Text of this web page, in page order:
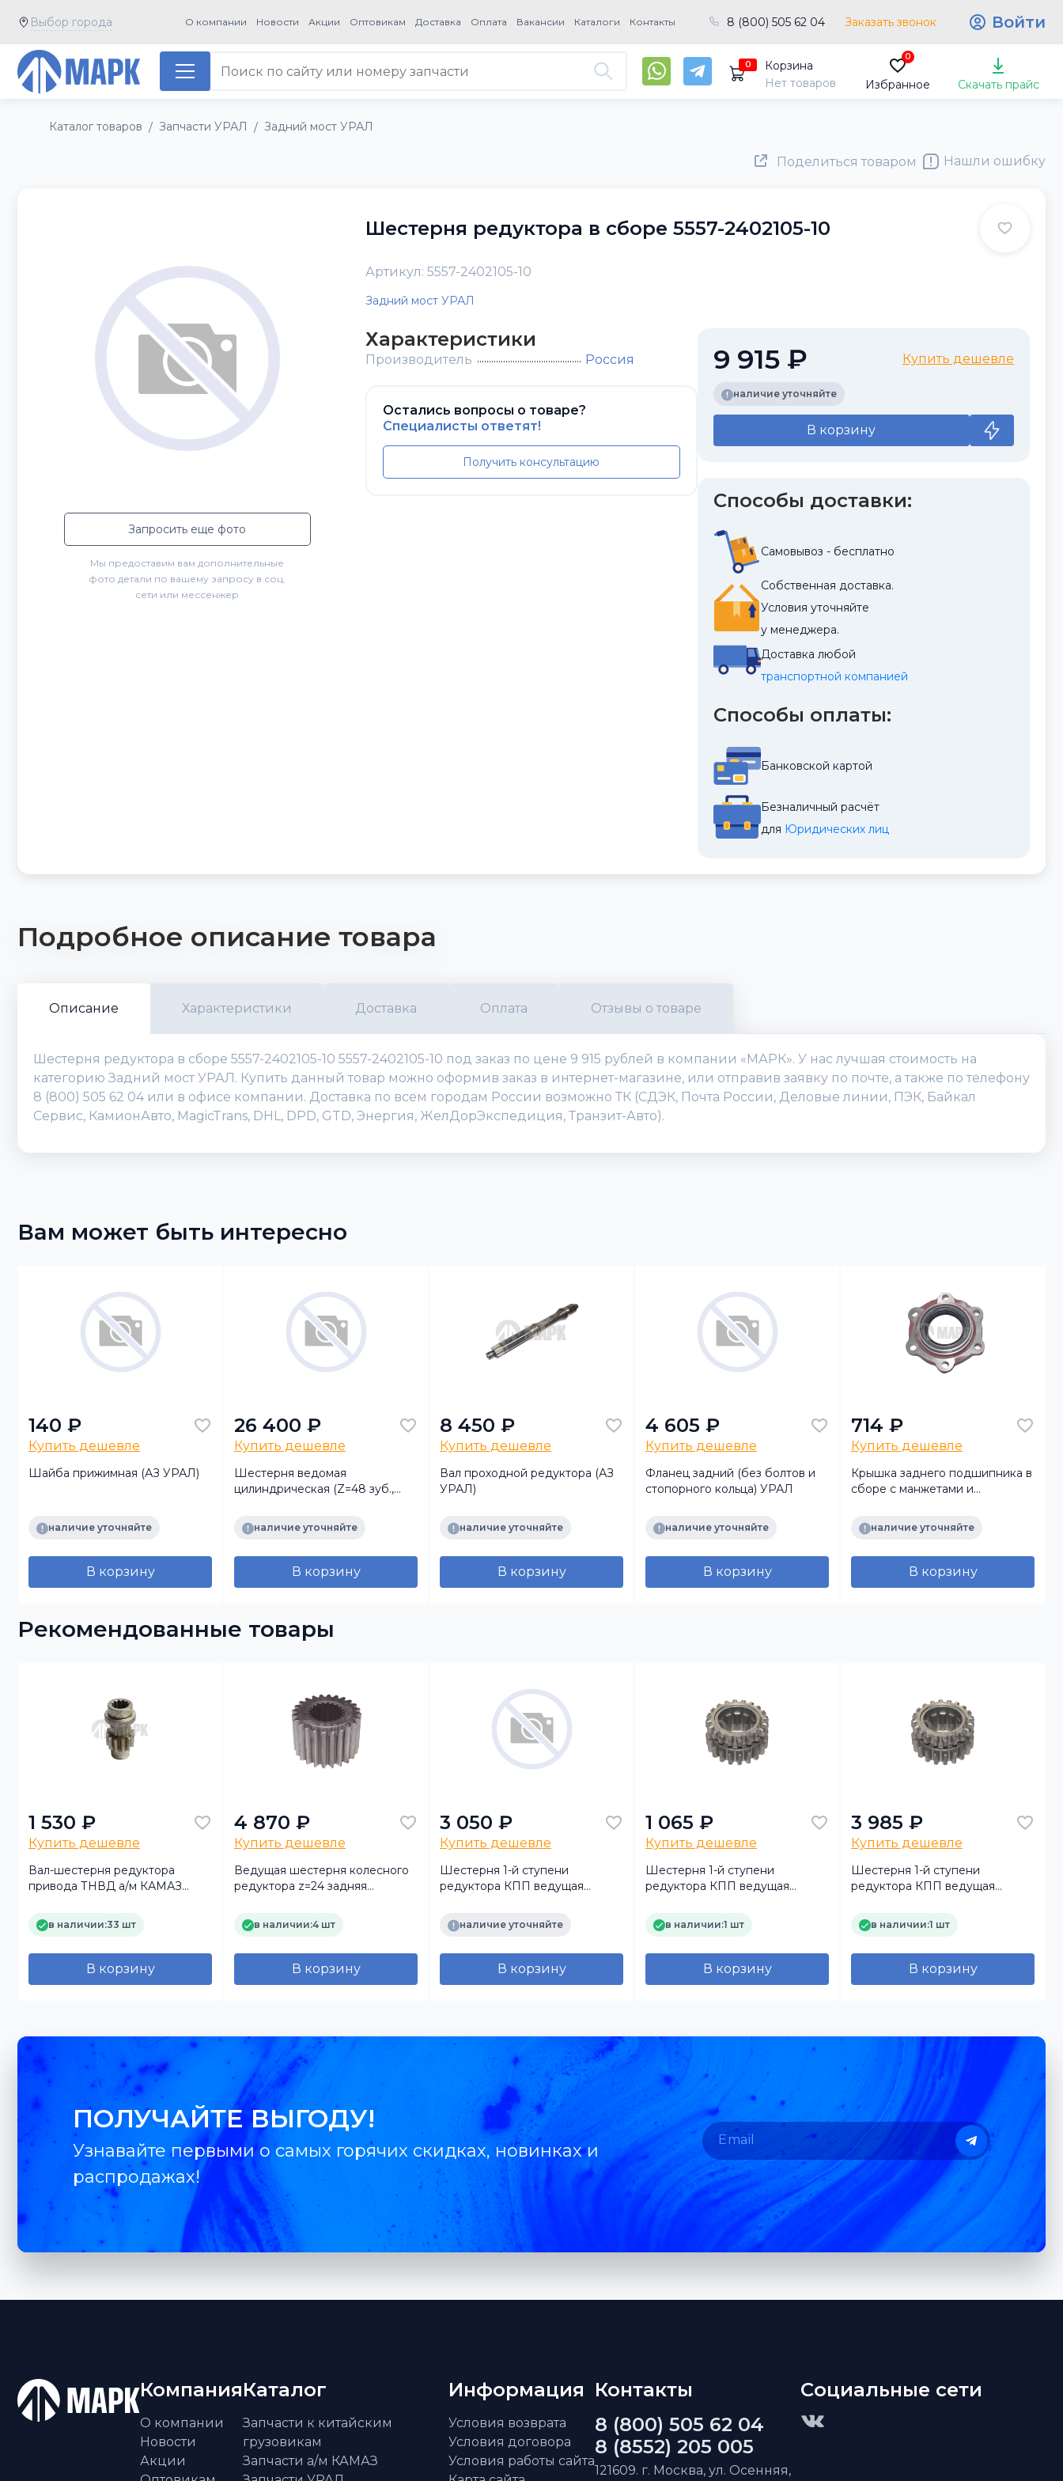
Выбор города О компании Новости Акции Оптовикам Доставка Оплата Вакансии Каталоги Контакты 8 (800) 505 62 04 Заказать звонок Войти
0
Корзина
Нет товаров
0
Избранное Скачать прайс
Каталог товаров / Запчасти УРАЛ / Задний мост УРАЛ
Поделиться товаром Нашли ошибку
Запросить еще фото
Мы предоставим вам дополнительные
фото детали по вашему запросу в соц.
сети или мессенжер
Шестерня редуктора в сборе 5557-2402105-10
Артикул: 5557-2402105-10
Задний мост УРАЛ
Характеристики
Производитель Россия
Остались вопросы о товаре?
Специалисты ответят!
Получить консультацию
9 915 ₽ Купить дешевле
наличие уточняйте
В корзину
Способы доставки:
Самовывоз - бесплатно
Собственная доставка.
Условия уточняйте
у менеджера.
Доставка любой
транспортной компанией
Способы оплаты:
Банковской картой
Безналичный расчёт
для Юридических лиц
Подробное описание товара
Описание Характеристики Доставка Оплата Отзывы о товаре
Шестерня редуктора в сборе 5557-2402105-10 5557-2402105-10 под заказ по цене 9 915 рублей в компании «МАРК». У нас лучшая стоимость на
категорию Задний мост УРАЛ. Купить данный товар можно оформив заказ в интернет-магазине, или отправив заявку по почте, а также по телефону
8 (800) 505 62 04 или в офисе компании. Доставка по всем городам России возможно ТК (СДЭК, Почта России, Деловые линии, ПЭК, Байкал
Сервис, КамионАвто, MagicTrans, DHL, DPD, GTD, Энергия, ЖелДорЭкспедиция, Транзит-Авто).
Вам может быть интересно
140 ₽
Купить дешевле
Шайба прижимная (АЗ УРАЛ)
наличие уточняйте
В корзину
26 400 ₽
Купить дешевле
Шестерня ведомая
цилиндрическая (Z=48 зуб.,
наличие уточняйте
В корзину
8 450 ₽
Купить дешевле
Вал проходной редуктора (АЗ
УРАЛ)
наличие уточняйте
В корзину
4 605 ₽
Купить дешевле
Фланец задний (без болтов и
стопорного кольца) УРАЛ
наличие уточняйте
В корзину
714 ₽
Купить дешевле
Крышка заднего подшипника в
сборе с манжетами и
наличие уточняйте
В корзину
Рекомендованные товары
1 530 ₽
Купить дешевле
Вал-шестерня редуктора
привода ТНВД а/м КАМАЗ
в наличии:33 шт
В корзину
4 870 ₽
Купить дешевле
Ведущая шестерня колесного
редуктора z=24 задняя
в наличии:4 шт
В корзину
3 050 ₽
Купить дешевле
Шестерня 1-й ступени
редуктора КПП ведущая
(ОАО МЗШ Беларусь)
наличие уточняйте
В корзину
1 065 ₽
Купить дешевле
Шестерня 1-й ступени
редуктора КПП ведущая
(аналог)
в наличии:1 шт
В корзину
3 985 ₽
Купить дешевле
Шестерня 1-й ступени
редуктора КПП ведущая
(ОАО МЗШ Беларусь)
в наличии:1 шт
В корзину
ПОЛУЧАЙТЕ ВЫГОДУ!
Узнавайте первыми о самых горячих скидках, новинках и
распродажах!
Компания
О компании
Новости
Акции
Каталог
Запчасти к китайским
грузовикам
Запчасти а/м КАМАЗ
Информация
Условия возврата
Условия договора
Условия работы сайта
Контакты
8 (800) 505 62 04
8 (8552) 205 005
121609. г. Москва, ул. Осенняя,
Социальные сети